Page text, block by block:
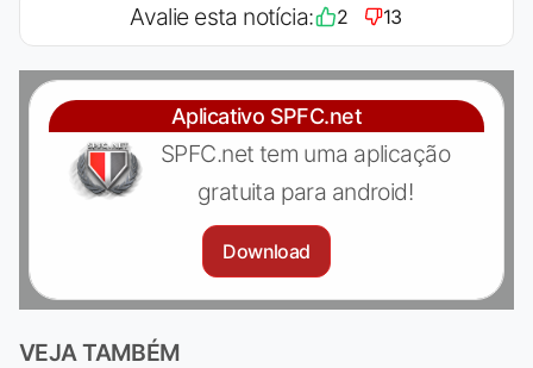
Avalie esta notícia: 2 13
Aplicativo SPFC.net
SPFC.net tem uma aplicação
gratuita para android!
Download
VEJA TAMBÉM